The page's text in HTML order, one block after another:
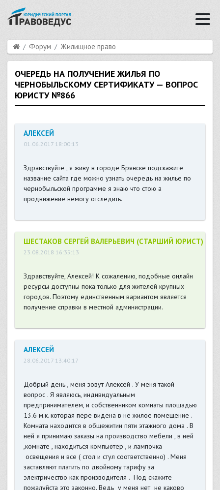
Форум Жилищное право
ОЧЕРЕДЬ НА ПОЛУЧЕНИЕ ЖИЛЬЯ ПО
ЧЕРНОБЫЛЬСКОМУ СЕРТИФИКАТУ — ВОПРОС
ЮРИСТУ №866
АЛЕКСЕЙ
01.06.2017 18:00:13
Здравствуйте , я живу в городе Брянске подскажите
название сайта где можно узнать очередь на жилье по
чернобыльской программе я знаю что стою а
продвижение немогу отследить.
ШЕСТАКОВ СЕРГЕЙ ВАЛЕРЬЕВИЧ (СТАРШИЙ ЮРИСТ)
23.08.2018 16:35:13
Здравствуйте, Алексей! К сожалению, подобные онлайн
ресурсы доступны пока только для жителей крупных
городов. Поэтому единственным вариантом является
получение справки в местной администрации.
АЛЕКСЕЙ
28.06.2017 13:40:17
Добрый день , меня зовут Алексей . У меня такой
вопрос . Я являюсь, индивидуальным
предпринимателем, и собственником комнаты площадью
13.6 м.к. которая пере видена в не жилое помещение .
Комната находится в общежитии пяти этажного дома . В
ней я принимаю заказы на производство мебели , в ней
,комнате , находиться компьютер , и лампочка
освещения и все ( стол и стул соответственно) . Меня
заставляют платить по двойному тарифу за
электричество как производителя . Под скажите
пожалуйста это законно. Ведь у меня нет не каково